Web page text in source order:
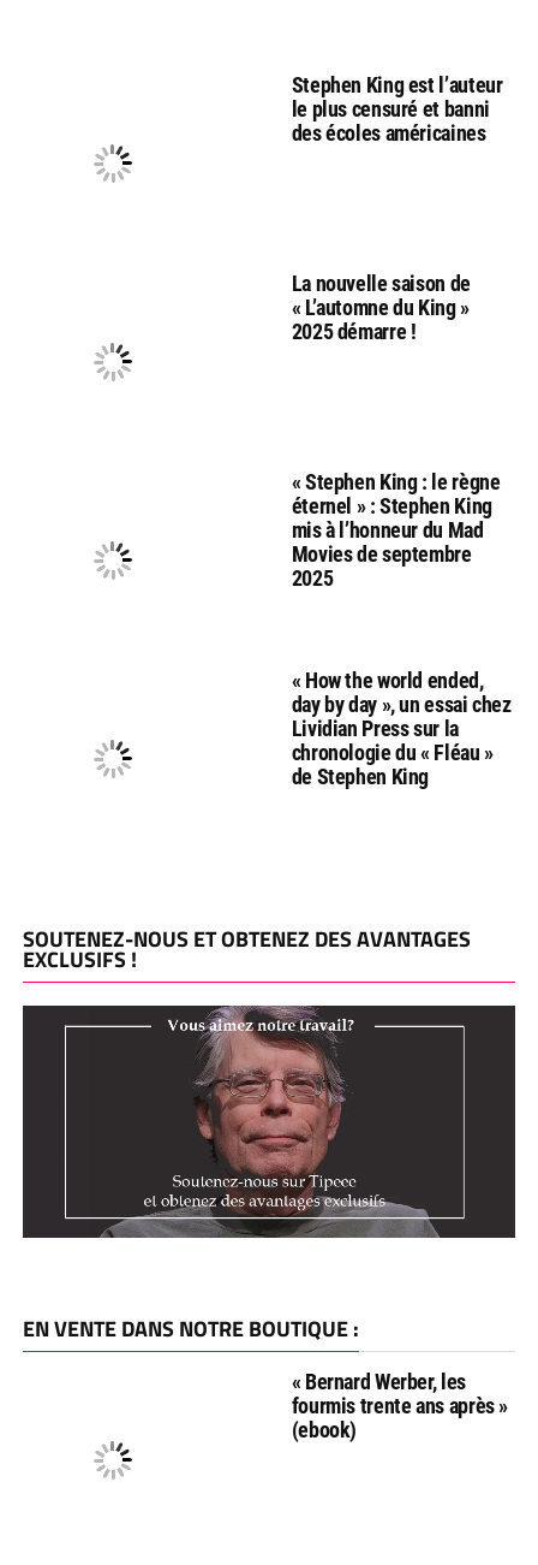
Stephen King est l’auteur
le plus censuré et banni
des écoles américaines
La nouvelle saison de
« L’automne du King »
2025 démarre !
« Stephen King : le règne
éternel » : Stephen King
mis à l’honneur du Mad
Movies de septembre
2025
« How the world ended,
day by day », un essai chez
Lividian Press sur la
chronologie du « Fléau »
de Stephen King
SOUTENEZ-NOUS ET OBTENEZ DES AVANTAGES
EXCLUSIFS !
EN VENTE DANS NOTRE BOUTIQUE :
« Bernard Werber, les
fourmis trente ans après »
(ebook)